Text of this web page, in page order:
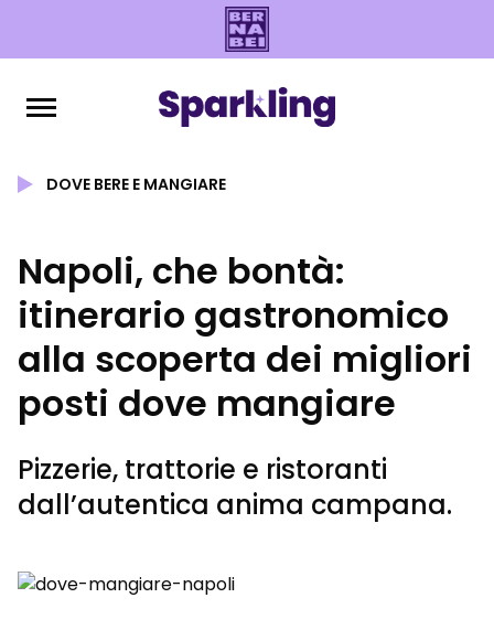
DOVE BERE E MANGIARE
Napoli, che bontà:
itinerario gastronomico
alla scoperta dei migliori
posti dove mangiare
Pizzerie, trattorie e ristoranti
dall’autentica anima campana.